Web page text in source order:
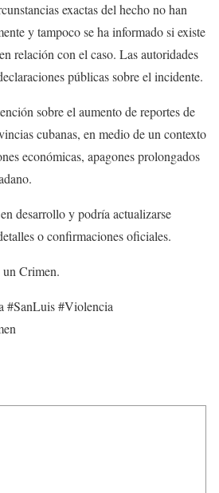
exactas del hecho no han
y tampoco se ha informado si existe
relación con el caso. Las autoridades
públicas sobre el incidente.
sobre el aumento de reportes de
cubanas, en medio de un contexto
económicas, apagones prolongados
desarrollo y podría actualizarse
o confirmaciones oficiales.
Crimen.
#SanLuis #Violencia